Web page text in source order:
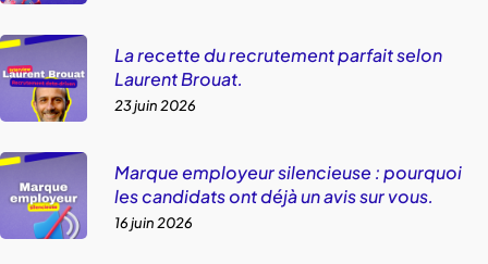
La recette du recrutement parfait selon
Laurent Brouat.
23 juin 2026
Marque employeur silencieuse : pourquoi
les candidats ont déjà un avis sur vous.
16 juin 2026